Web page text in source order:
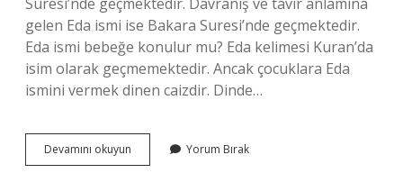
gelen Eda ismi ise Bakara Suresi’nde geçmektedir.
Eda ismi bebeğe konulur mu? Eda kelimesi Kuran’da
isim olarak geçmemektedir. Ancak çocuklara Eda
ismini vermek dinen caizdir. Dinde…
Devamını okuyun
Eda
Yorum Bırak